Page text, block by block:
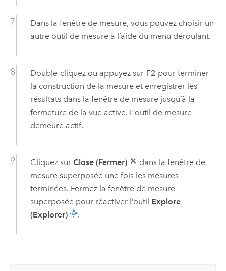
Dans la fenêtre de mesure, vous pouvez choisir un
autre outil de mesure à l’aide du menu déroulant.
Double-cliquez ou appuyez sur F2 pour terminer
la construction de la mesure et enregistrer les
résultats dans la fenêtre de mesure jusqu’à la
fermeture de la vue active. L’outil de mesure
demeure actif.
Cliquez sur Close (Fermer)
dans la fenêtre de
mesure superposée une fois les mesures
terminées. Fermez la fenêtre de mesure
superposée pour réactiver l’outil Explore
(Explorer)
.